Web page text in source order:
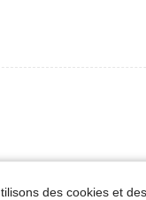
des cookies et